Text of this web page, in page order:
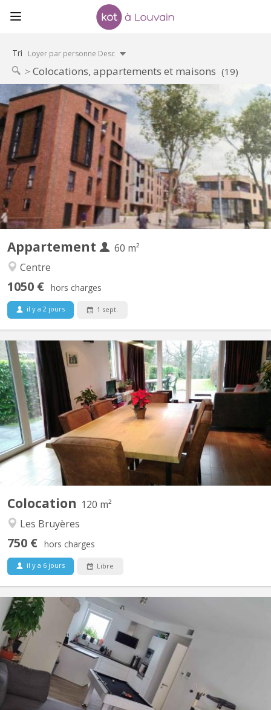
Tri Loyer par personne Desc
Colocations, appartements et maisons (19)
Appartement
60 m²
Centre
1050 € hors charges
il y a 2 jours 1 sept.
KV 1459
Furnished 1-bedroom apartment, built in 2020, centrally located
in a new residential complex in Courbevoie with views of the
gardens. 3 minutes (250m) from the Esplanade supermarket.
SNCB train station (300m). Bus station 11 minutes (900m). E411
motorway at the parking lot exit. Living room with...
Colocation 120 m²
Les Bruyères
750 € hors charges
il y a 6 jours Libre
KV 822
Période locative court terme: 08/06/26 - 07/09/26 1 chambre à
louer (occupation simple) dans une colocation de 2 personnes,
avec douche privative dans une maison meublée et toute
équipée avec terrasse, jardin et parking. Cadre vert et tranquille,
située proche du centre ville et des grands axes...
Bonjour, La seconde chambre se libère dans un appart 2
chambres. idéale pour un premier emménagement, tout est
meublé sauf la chambre. Disponible a partir du 15 septembre
2026, négociable plus tôt (début aout). La chambre fait 9M² dans
un appartement au centre de Courbevoie derrière l'esplanade à...